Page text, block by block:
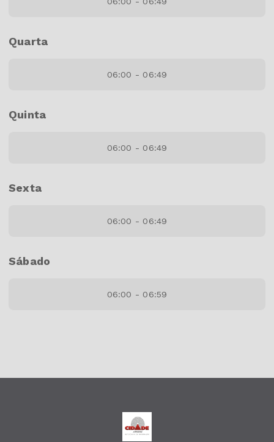
Quarta
06:00 - 06:49
Quinta
06:00 - 06:49
Sexta
06:00 - 06:49
Sábado
06:00 - 06:59